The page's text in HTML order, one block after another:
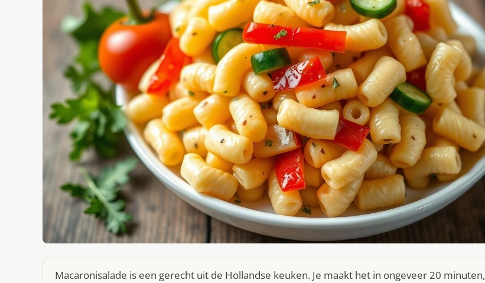
Macaronisalade is een gerecht uit de Hollandse keuken. Je maakt het in ongeveer 20 minuten,